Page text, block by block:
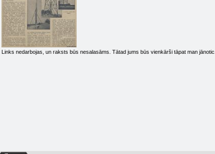
Links nedarbojas, un raksts būs nesalasāms. Tātad jums būs vienkārši tāpat man jānotic.